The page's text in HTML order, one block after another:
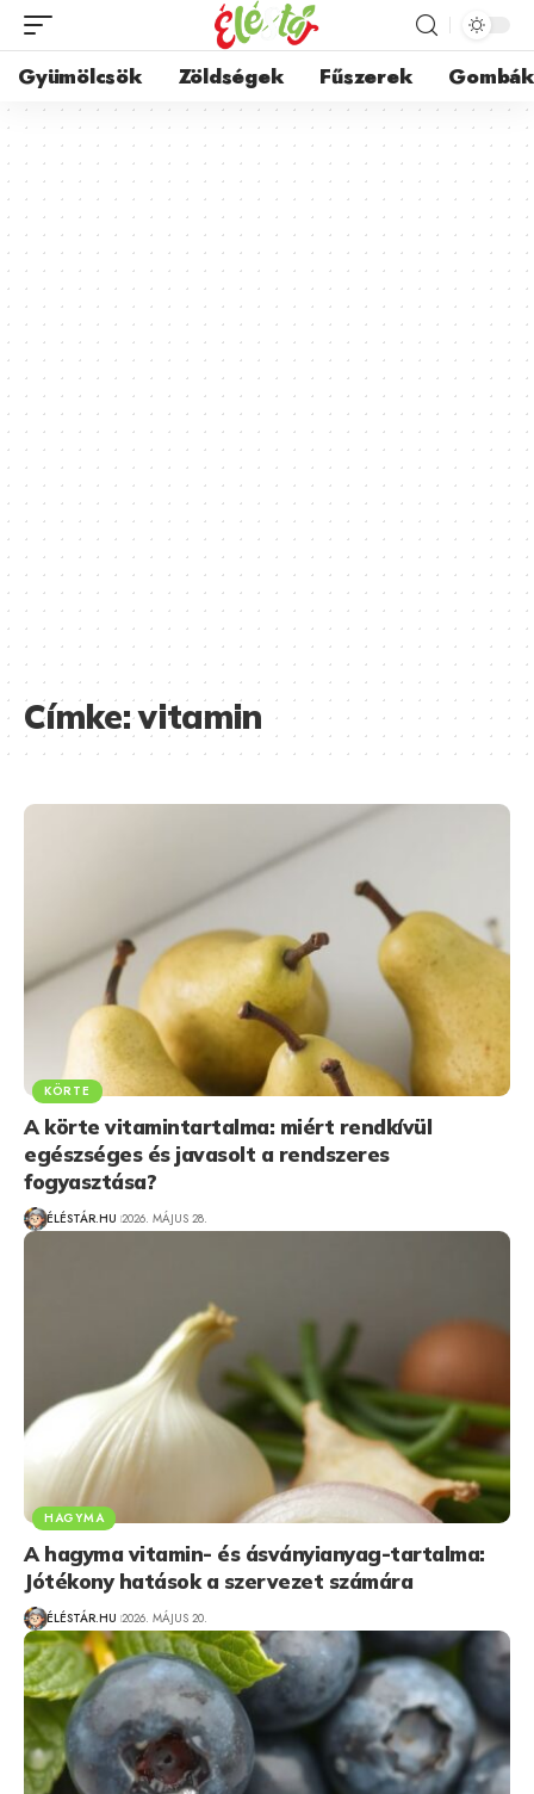
Gyümölcsök Zöldségek Fűszerek Gombák
Címke:vitamin
KÖRTE
A körte vitamintartalma: miért rendkívül
egészséges és javasolt a rendszeres
fogyasztása?
ÉLÉSTÁR.HU 2026. MÁJUS 28.
HAGYMA
A hagyma vitamin- és ásványianyag-tartalma:
Jótékony hatások a szervezet számára
ÉLÉSTÁR.HU 2026. MÁJUS 20.